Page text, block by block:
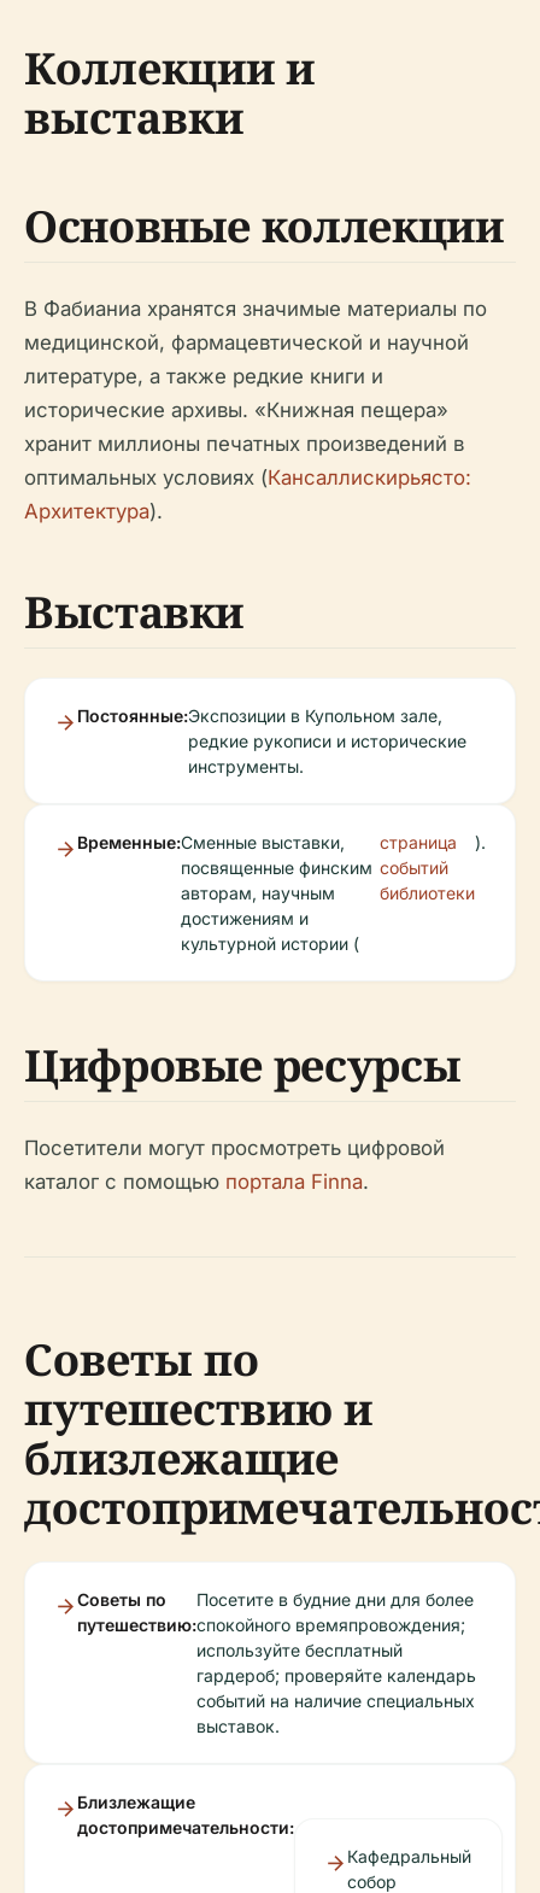
Коллекции и
выставки
Основные коллекции
В Фабианиа хранятся значимые материалы по
медицинской, фармацевтической и научной
литературе, а также редкие книги и
исторические архивы. «Книжная пещера»
хранит миллионы печатных произведений в
оптимальных условиях (Кансаллискирьясто:
Архитектура).
Выставки
Постоянные:Экспозиции в Купольном зале,
редкие рукописи и исторические
инструменты.
Временные:Сменные выставки,
посвященные финским
авторам, научным
достижениям и
культурной истории (
страница
событий
библиотеки
).
Цифровые ресурсы
Посетители могут просмотреть цифровой
каталог с помощью портала Finna.
Советы по
путешествию и
близлежащие
Советы по
путешествию:
Посетите в будние дни для более
спокойного времяпровождения;
используйте бесплатный
гардероб; проверяйте календарь
событий на наличие специальных
выставок.
Близлежащие
достопримечательности:
Кафедральный
собор